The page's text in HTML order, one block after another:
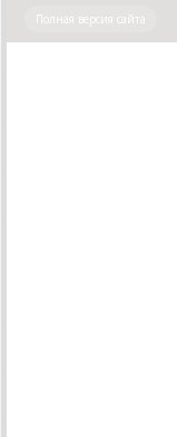
Полная версия сайта